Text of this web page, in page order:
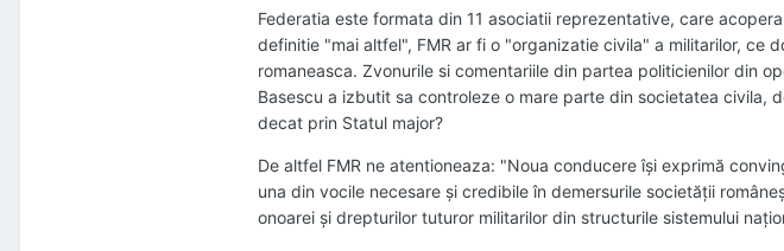
Federatia este formata din 11 asociatii reprezentative, care
definitie "mai altfel", FMR ar fi o "organizatie civila" a militarilor, ce
romaneasca. Zvonurile si comentariile din partea politicienilor din
Basescu a izbutit sa controleze o mare parte din societatea civila,
decat prin Statul major?
De altfel FMR ne atentioneaza: "Noua conducere îşi exprimă
una din vocile necesare şi credibile în demersurile societăţii
onoarei şi drepturilor tuturor militarilor din structurile sistemului